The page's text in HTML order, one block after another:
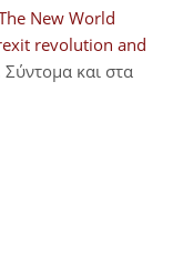
New World
revolution and
Σύντομα και στα